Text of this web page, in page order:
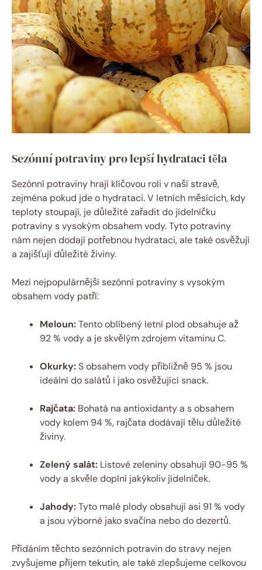
Sezónní potraviny pro lepší hydrataci těla
Sezónní potraviny hrají klíčovou roli v naší stravě,
zejména pokud jde o hydrataci. V letních měsících, kdy
teploty stoupají, je důležité zařadit do jídelníčku
potraviny s vysokým obsahem vody. Tyto potraviny
nám nejen dodají potřebnou hydrataci, ale také osvěžují
a zajišťují důležité živiny.
Mezi nejpopulárnější sezónní potraviny s vysokým
obsahem vody patří:
Meloun:Tento oblíbený letní plod obsahuje až
92 % vody a je skvělým zdrojem vitaminu C.
Okurky:S obsahem vody přibližně 95 % jsou
ideální do salátů i jako osvěžující snack.
Rajčata: Bohatá na antioxidanty a s obsahem
vody kolem 94 %, rajčata dodávají tělu důležité
živiny.
Zelený salát: Listové zeleniny obsahují 90-95 %
vody a skvěle doplní jakýkoliv jídelníček.
Jahody:Tyto malé plody obsahují asi 91 % vody
a jsou výborné jako svačina nebo do dezertů.
Přidáním těchto sezónních potravin do stravy nejen
zvyšujeme příjem tekutin, ale také zlepšujeme celkovou